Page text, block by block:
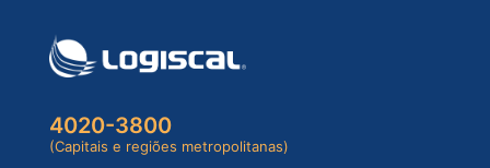
4020-3800
(Capitais e regiões metropolitanas)